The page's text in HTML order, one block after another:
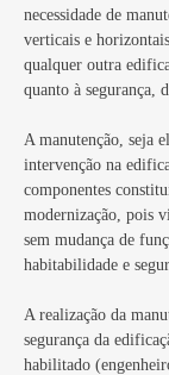
necessidade de
verticais e
qualquer outra
quanto à segurança,
A manutenção, seja
intervenção na
componentes
modernização, pois
sem mudança de
habitabilidade e
A realização da
segurança da
habilitado